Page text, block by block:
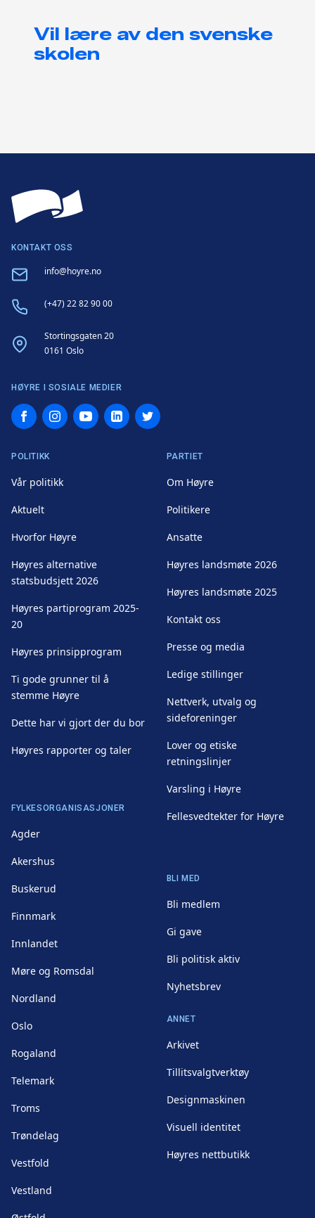
Vil lære av den svenske
skolen
KONTAKT OSS
Email info@hoyre.no
Phone(+47) 22 82 90 00
AddressStortingsgaten 20
0161 Oslo
HØYRE I SOSIALE MEDIER
FacebookInstagramYouTubeLinkedInTwitter
POLITIKK
Vår politikk
Aktuelt
Hvorfor Høyre
Høyres alternative
statsbudsjett 2026
Høyres partiprogram 2025-
20
Høyres prinsipprogram
Ti gode grunner til å
stemme Høyre
Dette har vi gjort der du bor
Høyres rapporter og taler
PARTIET
Om Høyre
Politikere
Ansatte
Høyres landsmøte 2026
Høyres landsmøte 2025
Kontakt oss
Presse og media
Ledige stillinger
Nettverk, utvalg og
sideforeninger
Lover og etiske
retningslinjer
Varsling i Høyre
Fellesvedtekter for Høyre
FYLKESORGANISASJONER
Agder
Akershus
Buskerud
Finnmark
Innlandet
Møre og Romsdal
Nordland
Oslo
Rogaland
Telemark
Troms
Trøndelag
Vestfold
Vestland
BLI MED
Bli medlem
Gi gave
Bli politisk aktiv
Nyhetsbrev
ANNET
Arkivet
Tillitsvalgtverktøy
Designmaskinen
Visuell identitet
Høyres nettbutikk